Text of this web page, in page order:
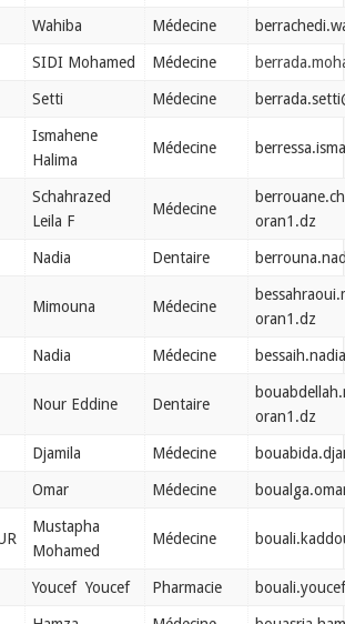
Wahiba Médecine
SIDI Mohamed Médecine
Setti Médecine
Ismahene
Halima
Médecine
Schahrazed
Leila F
Médecine
oran1.dz
Nadia Dentaire
Mimouna Médecine
oran1.dz
Nadia Médecine
Nour Eddine Dentaire
oran1.dz
Djamila Médecine
Omar Médecine
Mustapha
Mohamed
Médecine
Youcef Youcef Pharmacie